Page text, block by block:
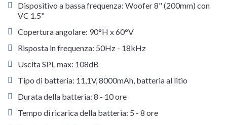
Dispositivo a bassa frequenza: Woofer 8" (200mm) con
VC 1.5"
Copertura angolare: 90°H x 60°V
Risposta in frequenza: 50Hz - 18kHz
Uscita SPL max: 108dB
Tipo di batteria: 11,1V, 8000mAh, batteria al litio
Durata della batteria: 8 - 10 ore
Tempo di ricarica della batteria: 5 - 8 ore